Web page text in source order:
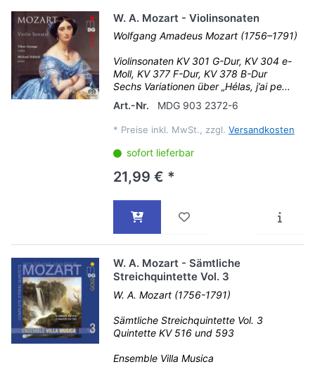
W. A. Mozart - Violinsonaten
Wolfgang Amadeus Mozart (1756–1791)
Violinsonaten KV 301 G-Dur, KV 304 e-
Moll, KV 377 F-Dur, KV 378 B-Dur
Sechs Variationen über „Hélas, j’ai pe...
Art.-Nr.
MDG 903 2372-6
* Preise inkl. MwSt., zzgl. Versandkosten
sofort lieferbar
21,99 € *
W. A. Mozart - Sämtliche
Streichquintette Vol. 3
W. A. Mozart (1756-1791)
Sämtliche Streichquintette Vol. 3
Quintette KV 516 und 593
Ensemble Villa Musica